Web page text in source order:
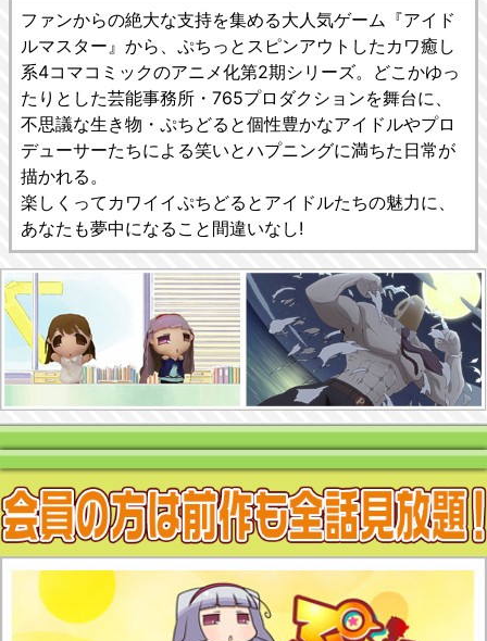
ファンからの絶大な支持を集める大人気ゲーム『アイド
ルマスター』から、ぷちっとスピンアウトしたカワ癒し
系4コマコミックのアニメ化第2期シリーズ。どこかゆっ
たりとした芸能事務所・765プロダクションを舞台に、
不思議な生き物・ぷちどると個性豊かなアイドルやプロ
デューサーたちによる笑いとハプニングに満ちた日常が
描かれる。
楽しくってカワイイぷちどるとアイドルたちの魅力に、
あなたも夢中になること間違いなし!